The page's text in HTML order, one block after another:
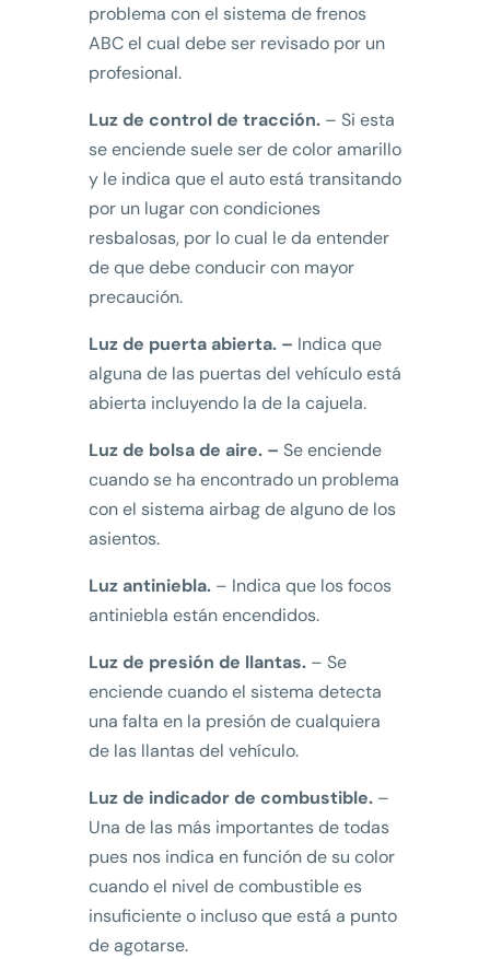
problema con el sistema de frenos
ABC el cual debe ser revisado por un
profesional.
Luz de control de tracción.– Si esta
se enciende suele ser de color amarillo
y le indica que el auto está transitando
por un lugar con condiciones
resbalosas, por lo cual le da entender
de que debe conducir con mayor
precaución.
Luz de puerta abierta. – Indica que
alguna de las puertas del vehículo está
abierta incluyendo la de la cajuela.
Luz de bolsa de aire. – Se enciende
cuando se ha encontrado un problema
con el sistema airbag de alguno de los
asientos.
Luz antiniebla.– Indica que los focos
antiniebla están encendidos.
Luz de presión de llantas.– Se
enciende cuando el sistema detecta
una falta en la presión de cualquiera
de las llantas del vehículo.
Luz de indicador de combustible.–
Una de las más importantes de todas
pues nos indica en función de su color
cuando el nivel de combustible es
insuficiente o incluso que está a punto
de agotarse.